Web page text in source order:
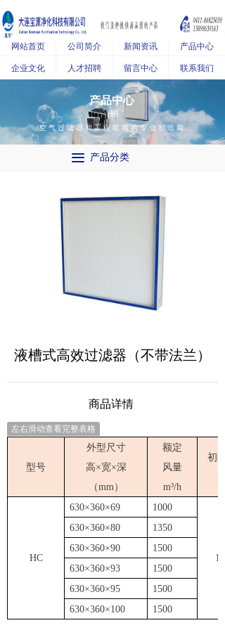
企业文化 人才招聘 留言中心 联系我们
网站首页 公司简介 新闻资讯 产品中心
产品中心
HR
空气过滤器和工业喷嘴的专业制造商
끀 产品分类
液槽式高效过滤器（不带法兰）
商品详情
左右滑动查看完整表格
型号
外型尺寸
高×宽×深
（mm）
额定
风量
m³/h
初
P
HC
630×360×69 1000
120
630×360×80
1350
630×360×90
1500
630×360×93
1500
630×360×95
1500
630×360×100 1500